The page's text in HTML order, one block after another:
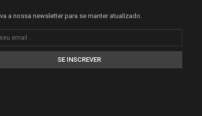
a nossa newsletter para se manter atualizado.
SE INSCREVER